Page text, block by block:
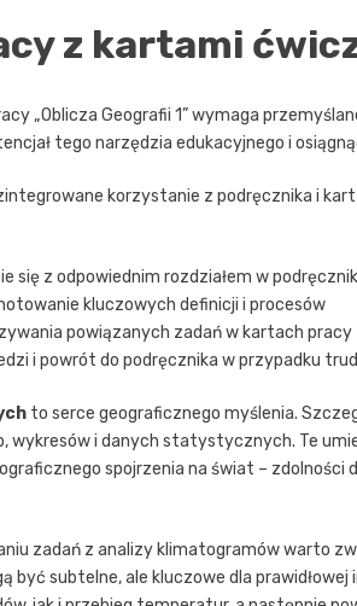
z kartami
„Oblicza Geografii 1” wymaga
tego narzędzia edukacyjnego i
korzystanie z podręcznika i kart
się z odpowiednim rozdziałem w
kluczowych definicji i procesów
powiązanych zadań w kartach pracy
i powrót do podręcznika w przypadku
to serce geograficznego myślenia.
i danych statystycznych. Te
spojrzenia na świat – zdolności
zadań z analizy klimatogramów warto
być subtelne, ale kluczowe dla